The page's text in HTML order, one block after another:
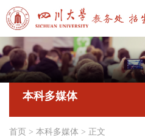
本科多媒体
首页 > 本科多媒体 > 正文